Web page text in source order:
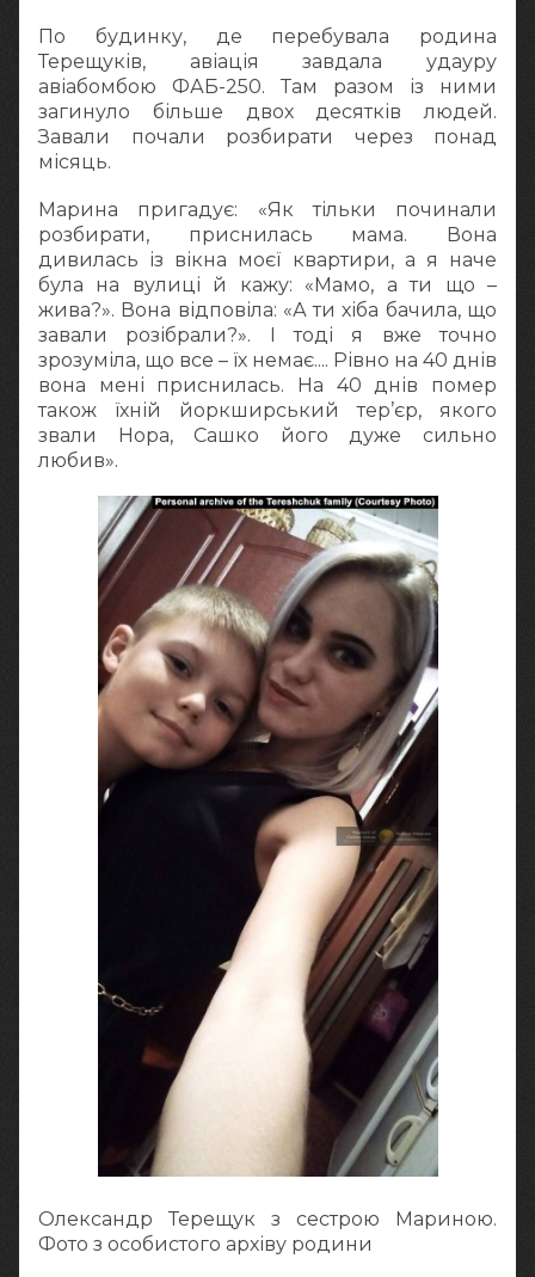
По будинку, де перебувала родина
Терещуків, авіація завдала удауру
авіабомбою ФАБ-250. Там разом із ними
загинуло більше двох десятків людей.
Завали почали розбирати через понад
місяць.
Марина пригадує: «Як тільки починали
розбирати, приснилась мама. Вона
дивилась із вікна моєї квартири, а я наче
була на вулиці й кажу: «Мамо, а ти що –
жива?». Вона відповіла: «А ти хіба бачила, що
завали розібрали?». І тоді я вже точно
зрозуміла, що все – їх немає.... Рівно на 40 днів
вона мені приснилась. На 40 днів помер
також їхній йоркширський тер’єр, якого
звали Нора, Сашко його дуже сильно
любив».
Олександр Терещук з сестрою Мариною.
Фото з особистого архіву родини